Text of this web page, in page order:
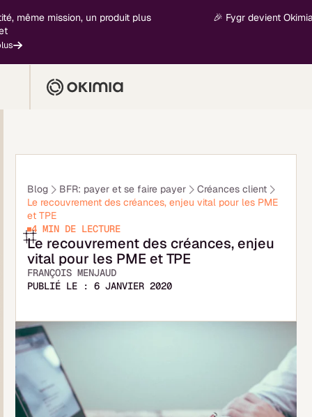
mission, un produit plus 🎉 Fygr devient Okimia
Blog BFR: payer et se faire payer
Créances client
Le recouvrement des créances, enjeu vital pour les PME
et TPE
4 MIN DE LECTURE
Le recouvrement des créances, enjeu
vital pour les PME et TPE
FRANÇOIS MENJAUD
PUBLIÉ LE :6 JANVIER 2020